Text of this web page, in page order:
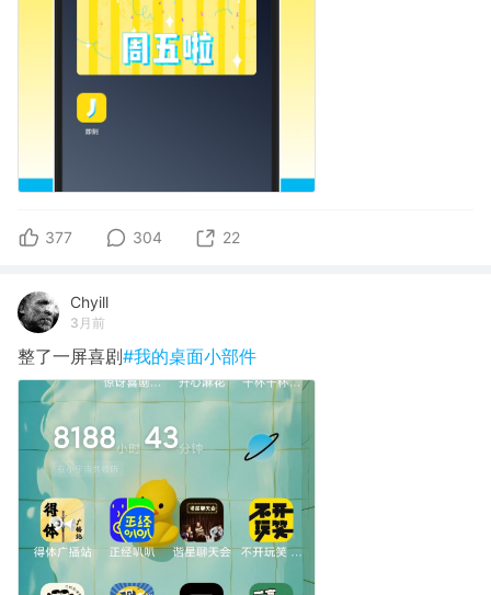
377 304 22
Chyill
3月前
整了一屏喜剧#我的桌面小部件